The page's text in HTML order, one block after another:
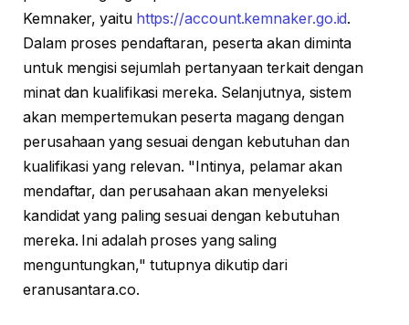
Kemnaker, yaitu https://account.kemnaker.go.id.
Dalam proses pendaftaran, peserta akan diminta
untuk mengisi sejumlah pertanyaan terkait dengan
minat dan kualifikasi mereka. Selanjutnya, sistem
akan mempertemukan peserta magang dengan
perusahaan yang sesuai dengan kebutuhan dan
kualifikasi yang relevan. "Intinya, pelamar akan
mendaftar, dan perusahaan akan menyeleksi
kandidat yang paling sesuai dengan kebutuhan
mereka. Ini adalah proses yang saling
menguntungkan," tutupnya dikutip dari
eranusantara.co.